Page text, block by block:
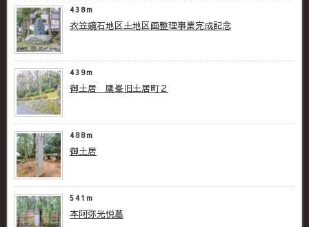
438m
衣笠鏡石地区土地区画整理事業完成記念
439m
御土居 鷹峯旧土居町２
488m
御土居
541m
本阿弥光悦墓